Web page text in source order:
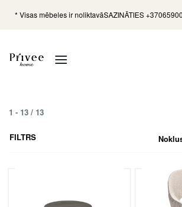
* Visas mēbeles ir noliktavāSAZINĀTIES
1 - 13 / 13
FILTRS